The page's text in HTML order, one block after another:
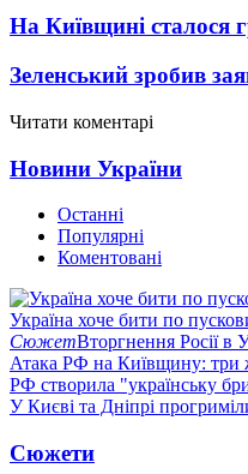
На Київщині сталося
Зеленський зробив
Читати коментарі
Новини України
Останні
Популярні
Коментовані
Україна хоче бити по
СюжетВторгнення Росії в
Атака РФ на Київщину: три
РФ створила "українську
У Києві та Дніпрі
Сюжети